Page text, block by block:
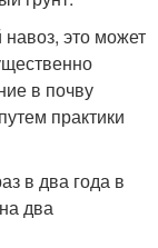
это может
в почву
практики
в два года в
два